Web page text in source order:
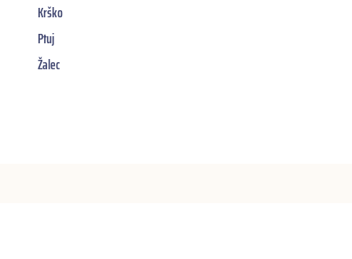
Krško
Ptuj
Žalec